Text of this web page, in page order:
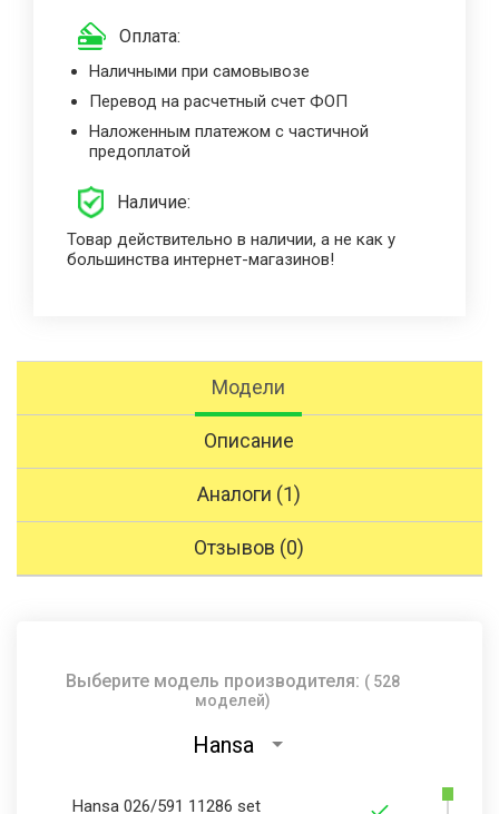
Оплата:
Наличными при самовывозе
Перевод на расчетный счет ФОП
Наложенным платежом с частичной
предоплатой
Наличие:
Товар действительно в наличии, а не как у
большинства интернет-магазинов!
Модели
Описание
Аналоги (1)
Отзывов (0)
Выберите модель производителя: ( 528
моделей)
Hansa
Hansa 026/591 11286 set